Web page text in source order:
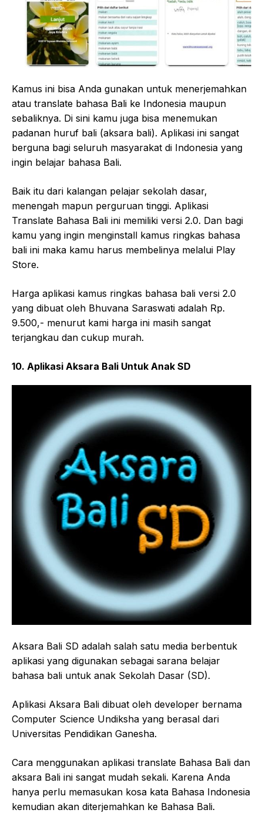
Kamus ini bisa Anda gunakan untuk menerjemahkan
atau translate bahasa Bali ke Indonesia maupun
sebaliknya. Di sini kamu juga bisa menemukan
padanan huruf bali (aksara bali). Aplikasi ini sangat
berguna bagi seluruh masyarakat di Indonesia yang
ingin belajar bahasa Bali.
Baik itu dari kalangan pelajar sekolah dasar,
menengah mapun perguruan tinggi. Aplikasi
Translate Bahasa Bali ini memiliki versi 2.0. Dan bagi
kamu yang ingin menginstall kamus ringkas bahasa
bali ini maka kamu harus membelinya melalui Play
Store.
Harga aplikasi kamus ringkas bahasa bali versi 2.0
yang dibuat oleh Bhuvana Saraswati adalah Rp.
9.500,- menurut kami harga ini masih sangat
terjangkau dan cukup murah.
10. Aplikasi Aksara Bali Untuk Anak SD
Aksara Bali SD adalah salah satu media berbentuk
aplikasi yang digunakan sebagai sarana belajar
bahasa bali untuk anak Sekolah Dasar (SD).
Aplikasi Aksara Bali dibuat oleh developer bernama
Computer Science Undiksha yang berasal dari
Universitas Pendidikan Ganesha.
Cara menggunakan aplikasi translate Bahasa Bali dan
aksara Bali ini sangat mudah sekali. Karena Anda
hanya perlu memasukan kosa kata Bahasa Indonesia
kemudian akan diterjemahkan ke Bahasa Bali.